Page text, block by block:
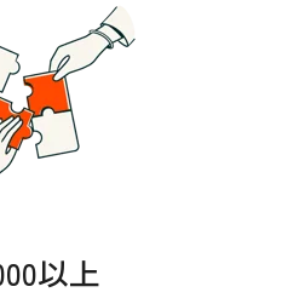
以上